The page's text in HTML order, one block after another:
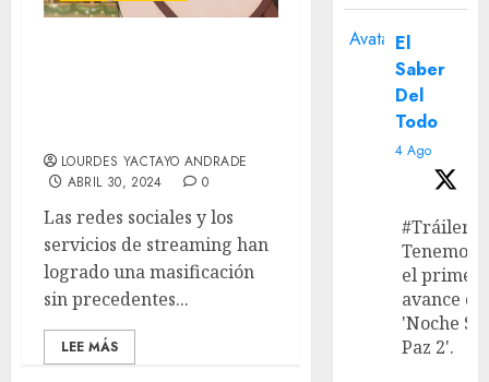
LOURDES YACTAYO ANDRADE
ABRIL 30, 2024
0
Las redes sociales y los
servicios de streaming han
logrado una masificación
sin precedentes...
LEE MÁS
Avatar El
Saber
Del
Todo
4 Ago
#Tráiler
Tenemos
el primer
avance de
'Noche
Paz 2'.